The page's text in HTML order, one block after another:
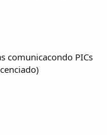
comunicacondo PICs